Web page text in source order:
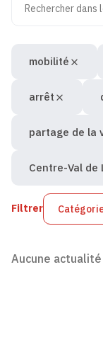
Recherche
Filtrer
mobilité
arrêt
partage de la
Centre-Val de
Aucune actualité